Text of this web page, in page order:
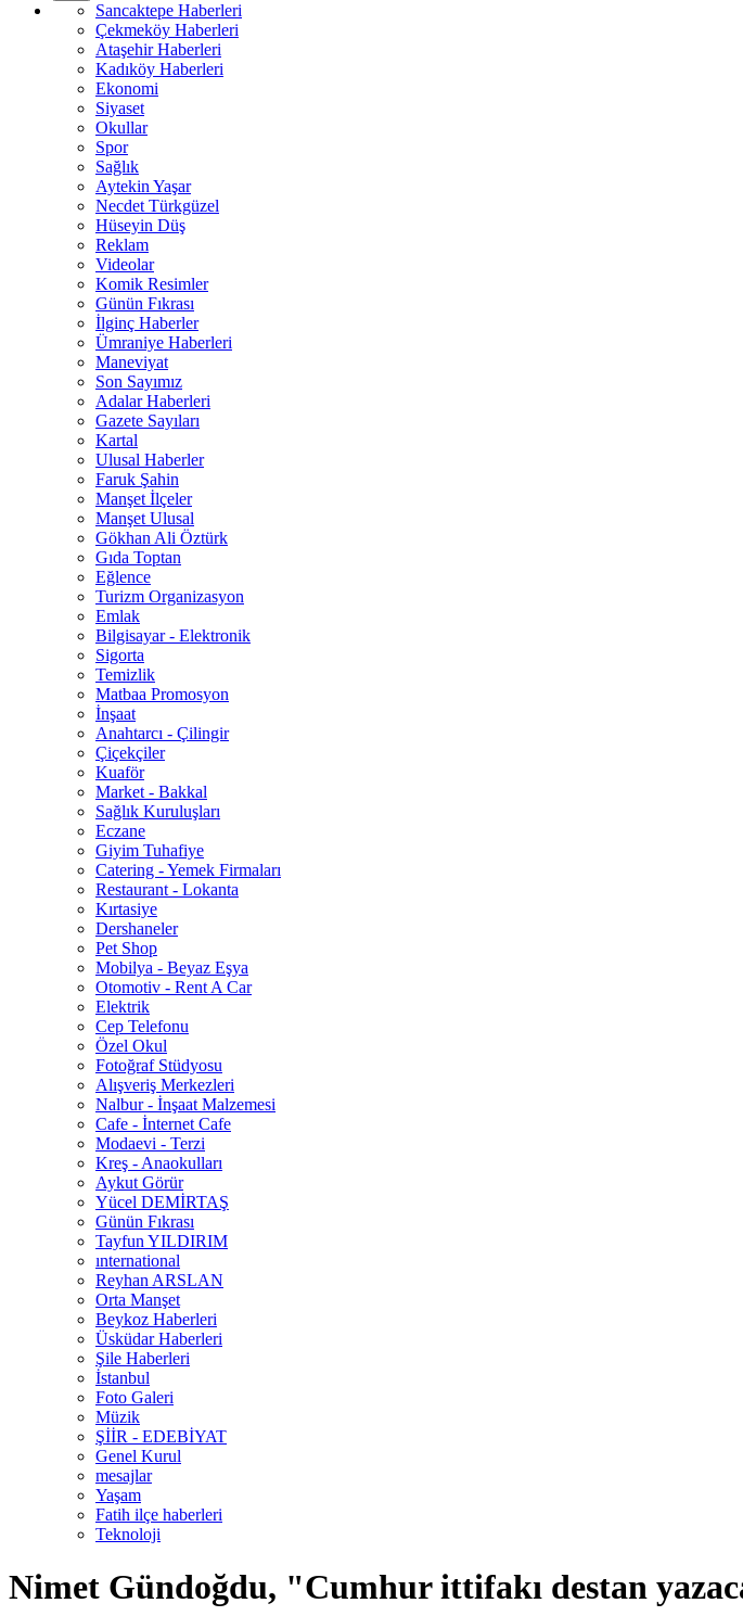
Sancaktepe Haberleri
Çekmeköy Haberleri
Ataşehir Haberleri
Kadıköy Haberleri
Ekonomi
Siyaset
Okullar
Spor
Sağlık
Aytekin Yaşar
Necdet Türkgüzel
Hüseyin Düş
Reklam
Videolar
Komik Resimler
Günün Fıkrası
İlginç Haberler
Ümraniye Haberleri
Maneviyat
Son Sayımız
Adalar Haberleri
Gazete Sayıları
Kartal
Ulusal Haberler
Faruk Şahin
Manşet İlçeler
Manşet Ulusal
Gökhan Ali Öztürk
Gıda Toptan
Eğlence
Turizm Organizasyon
Emlak
Bilgisayar - Elektronik
Sigorta
Temizlik
Matbaa Promosyon
İnşaat
Anahtarcı - Çilingir
Çiçekçiler
Kuaför
Market - Bakkal
Sağlık Kuruluşları
Eczane
Giyim Tuhafiye
Catering - Yemek Firmaları
Restaurant - Lokanta
Kırtasiye
Dershaneler
Pet Shop
Mobilya - Beyaz Eşya
Otomotiv - Rent A Car
Elektrik
Cep Telefonu
Özel Okul
Fotoğraf Stüdyosu
Alışveriş Merkezleri
Nalbur - İnşaat Malzemesi
Cafe - İnternet Cafe
Modaevi - Terzi
Kreş - Anaokulları
Aykut Görür
Yücel DEMİRTAŞ
Günün Fıkrası
Tayfun YILDIRIM
ınternational
Reyhan ARSLAN
Orta Manşet
Beykoz Haberleri
Üsküdar Haberleri
Şile Haberleri
İstanbul
Foto Galeri
Müzik
ŞİİR - EDEBİYAT
Genel Kurul
mesajlar
Yaşam
Fatih ilçe haberleri
Teknoloji
Nimet Gündoğdu, "Cumhur ittifakı destan